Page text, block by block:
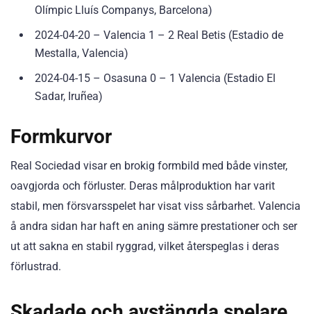
Olímpic Lluís Companys, Barcelona)
2024-04-20 – Valencia 1 – 2 Real Betis (Estadio de
Mestalla, Valencia)
2024-04-15 – Osasuna 0 – 1 Valencia (Estadio El
Sadar, Iruñea)
Formkurvor
Real Sociedad visar en brokig formbild med både vinster,
oavgjorda och förluster. Deras målproduktion har varit
stabil, men försvarsspelet har visat viss sårbarhet. Valencia
å andra sidan har haft en aning sämre prestationer och ser
ut att sakna en stabil ryggrad, vilket återspeglas i deras
förlustrad.